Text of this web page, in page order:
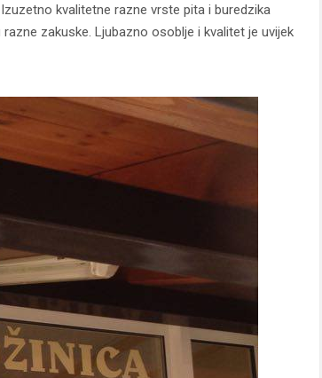
kvalitetne razne vrste pita i buredzika
zakuske. Ljubazno osoblje i kvalitet je uvijek